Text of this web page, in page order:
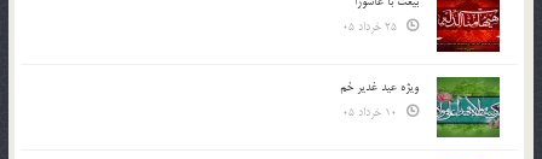
ویژه عید غدیر خم